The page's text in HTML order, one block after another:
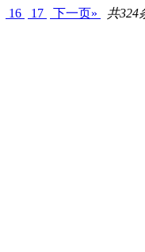
16 17 下一页» 共324